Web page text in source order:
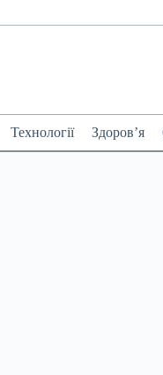
Технології Здоров’я